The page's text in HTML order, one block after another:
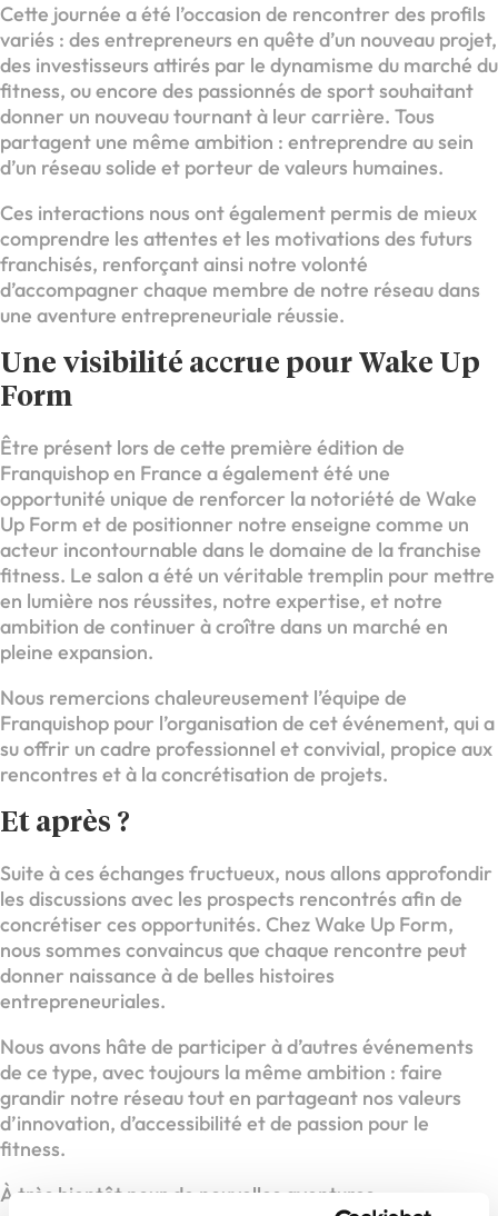
Cette journée a été l’occasion de rencontrer des profils
variés : des entrepreneurs en quête d’un nouveau projet,
des investisseurs attirés par le dynamisme du marché du
fitness, ou encore des passionnés de sport souhaitant
donner un nouveau tournant à leur carrière. Tous
partagent une même ambition : entreprendre au sein
d’un réseau solide et porteur de valeurs humaines.
Ces interactions nous ont également permis de mieux
comprendre les attentes et les motivations des futurs
franchisés, renforçant ainsi notre volonté
d’accompagner chaque membre de notre réseau dans
une aventure entrepreneuriale réussie.
Une visibilité accrue pour Wake Up
Form
Être présent lors de cette première édition de
Franquishop en France a également été une
opportunité unique de renforcer la notoriété de Wake
Up Form et de positionner notre enseigne comme un
acteur incontournable dans le domaine de la franchise
fitness. Le salon a été un véritable tremplin pour mettre
en lumière nos réussites, notre expertise, et notre
ambition de continuer à croître dans un marché en
pleine expansion.
Nous remercions chaleureusement l’équipe de
Franquishop pour l’organisation de cet événement, qui a
su offrir un cadre professionnel et convivial, propice aux
rencontres et à la concrétisation de projets.
Et après ?
Suite à ces échanges fructueux, nous allons approfondir
les discussions avec les prospects rencontrés afin de
concrétiser ces opportunités. Chez Wake Up Form,
nous sommes convaincus que chaque rencontre peut
donner naissance à de belles histoires
entrepreneuriales.
Nous avons hâte de participer à d’autres événements
de ce type, avec toujours la même ambition : faire
grandir notre réseau tout en partageant nos valeurs
d’innovation, d’accessibilité et de passion pour le
fitness.
À très bientôt pour de nouvelles aventures